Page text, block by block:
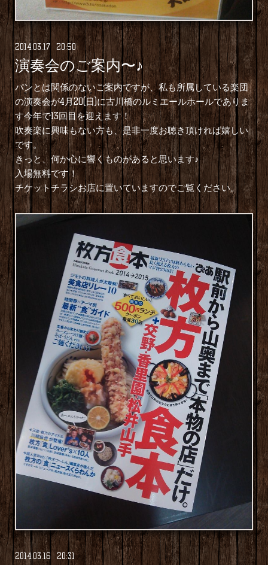
2014.03.17 20:50
演奏会のご案内〜♪
パンとは関係のないご案内ですが、私も所属している楽団
の演奏会が4月20(日)に古川橋のルミエールホールでありま
す今年で13回目を迎えます！
吹奏楽に興味もない方も、是非一度お聴き頂ければ嬉しい
です。
きっと、何か心に響くものがあると思います♪
入場無料です！
チケットチラシお店に置いていますのでご覧ください。
2014.03.16 20:31